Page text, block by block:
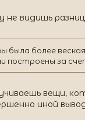
не видишь
была более
построены за
вещи,
иной